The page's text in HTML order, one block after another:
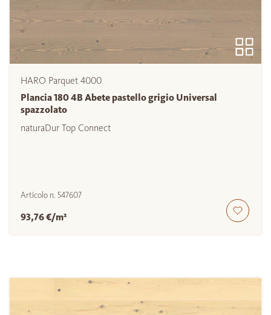
HARO Parquet 4000
Plancia 180 4B Abete pastello grigio Universal
spazzolato
naturaDur Top Connect
Articolo n. 547607
93,76 €/m²